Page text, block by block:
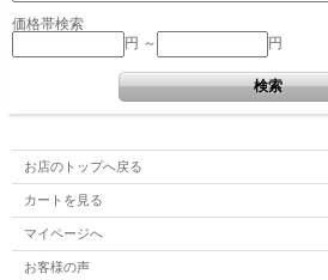
価格帯検索
円 ～
円
お店のトップへ戻る
カートを見る
マイページへ
お客様の声